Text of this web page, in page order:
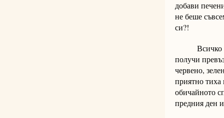
добави
не беше
си?!
Всичко
получи
червено,
приятно тиха
обичайното
предния ден